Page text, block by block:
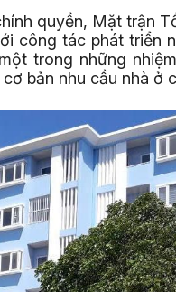
quyền, Mặt trận
công tác phát triển
trong những
bản nhu cầu nhà ở